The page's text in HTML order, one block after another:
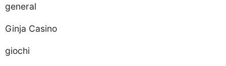
general
Ginja Casino
giochi